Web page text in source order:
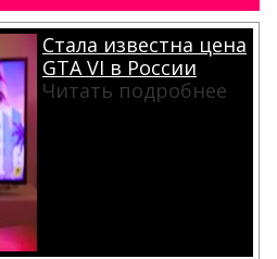
Стала известна цена
GTA VI в России
Читать подробнее